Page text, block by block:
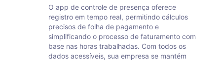
O app de controle de presença oferece
registro em tempo real, permitindo cálculos
precisos de folha de pagamento e
simplificando o processo de faturamento com
base nas horas trabalhadas. Com todos os
dados acessíveis, sua empresa se mantém